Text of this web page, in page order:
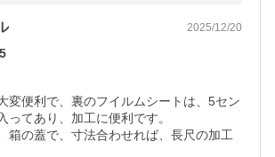
2025/12/20
5
変便利で、裏のフイルムシートは、5セン
ってあり、加工に便利です。
箱の蓋で、寸法合わせれば、長尺の加工